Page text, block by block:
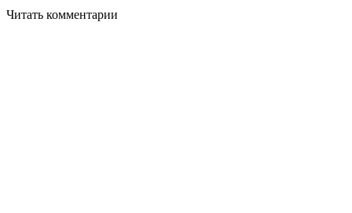
Читать комментарии